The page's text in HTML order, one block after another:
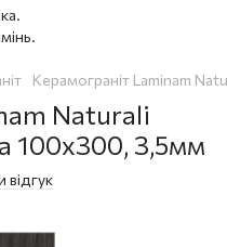
Керамограніт Laminam
Naturali
100x300, 3,5мм
відгук